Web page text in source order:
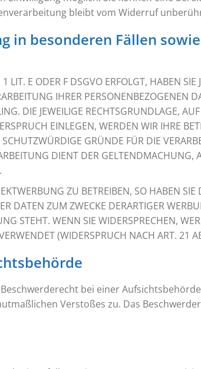
bleibt vom Widerruf
in besonderen Fällen
E ODER F DSGVO ERFOLGT, HABEN SIE
IHRER PERSONENBEZOGENEN
DIE JEWEILIGE RECHTSGRUNDLAGE,
EINLEGEN, WERDEN WIR IHRE
GRÜNDE FÜR DIE
DIENT DER
ZU BETREIBEN, SO HABEN SIE
DATEN ZUM ZWECKE DERARTIGER
STEHT. WENN SIE WIDERSPRECHEN,
(WIDERSPRUCH NACH ART. 21
bei einer
Verstoßes zu. Das